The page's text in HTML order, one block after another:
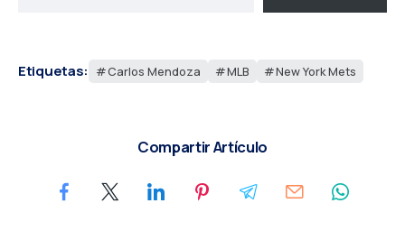
Etiquetas: Carlos Mendoza MLB New York Mets
Compartir Artículo